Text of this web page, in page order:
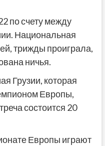
по счету между
Национальная
трижды проиграла,
ничья.
Грузии, которая
Европы,
состоится 20
Европы играют